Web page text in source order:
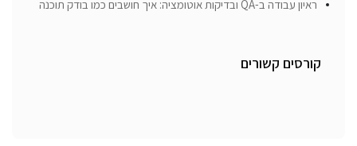
ראיון עבודה ב-QA ובדיקות אוטומציה: איך חושבים כמו בודק תוכנה
קורסים קשורים